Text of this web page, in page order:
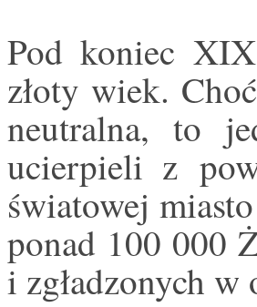
Pod koniec
złoty wiek.
neutralna, to
ucierpieli z
światowej
ponad 100 000
i zgładzonych